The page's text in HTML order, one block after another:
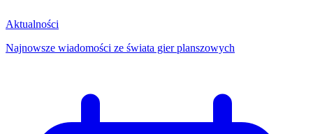
Aktualności
Najnowsze wiadomości ze świata gier planszowych